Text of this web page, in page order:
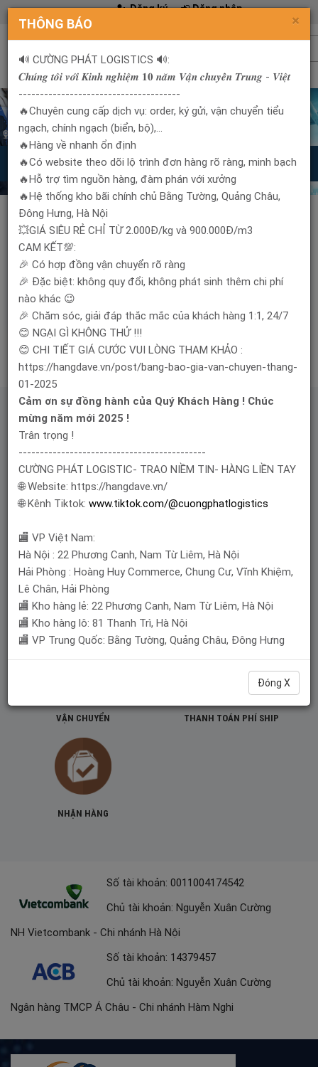
Đăng ký Đăng nhập
0969525467-0968280405
Giỏ hàng
ORDER HÀNG TRUNG
Dịch vụ Order Hàng Trung trên các hệ thống thương mại
điện tử lớn nhất và uy tín nhất Trung Quốc gồm Taobao,
QUY TRÌNH MUA HÀNG
TẠO ĐƠN HÀNG THANH TOÁN TIỀN HÀNG
VẬN CHUYỂN THANH TOÁN PHÍ SHIP
NHẬN HÀNG
Số tài khoản: 0011004174542
Chủ tài khoản: Nguyễn Xuân Cường
NH Vietcombank - Chi nhánh Hà Nội
Số tài khoản: 14379457
Chủ tài khoản: Nguyễn Xuân Cường
Ngân hàng TMCP Á Châu - Chi nhánh Hàm Nghi
×
THÔNG BÁO
🔊 CƯỜNG PHÁT LOGISTICS 🔊:
𝑪𝒉𝒖́𝒏𝒈 𝒕𝒐̂𝒊 𝒗𝒐̛́𝒊 𝑲𝒊𝒏𝒉 𝒏𝒈𝒉𝒊𝒆̣̂𝒎 𝟏𝟎 𝒏𝒂̆𝒎 𝑽𝒂̣̂𝒏 𝒄𝒉𝒖𝒚𝒆̂̉𝒏 𝑻𝒓𝒖𝒏𝒈 - 𝑽𝒊𝒆̣̂𝒕
--------------------------------------
🔥Chuyên cung cấp dịch vụ: order, ký gửi, vận chuyển tiểu
ngạch, chính ngạch (biển, bộ),...
🔥Hàng về nhanh ổn định
🔥Có website theo dõi lộ trình đơn hàng rõ ràng, minh bạch
🔥Hỗ trợ tìm nguồn hàng, đàm phán với xưởng
🔥Hệ thống kho bãi chính chủ Bằng Tường, Quảng Châu,
Đông Hưng, Hà Nội
💥GIÁ SIÊU RẺ CHỈ TỪ 2.000Đ/kg và 900.000Đ/m3
CAM KẾT💯:
🎉 Có hợp đồng vận chuyển rõ ràng
🎉 Đặc biệt: không quy đổi, không phát sinh thêm chi phí
nào khác 😉
🎉 Chăm sóc, giải đáp thắc mắc của khách hàng 1:1, 24/7
😊 NGẠI GÌ KHÔNG THỬ !!!
😊 CHI TIẾT GIÁ CƯỚC VUI LÒNG THAM KHẢO :
https://hangdave.vn/post/bang-bao-gia-van-chuyen-thang-
01-2025
Cảm ơn sự đồng hành của Quý Khách Hàng ! Chúc
mừng năm mới 2025 !
Trân trọng !
--------------------------------------------
CƯỜNG PHÁT LOGISTIC- TRAO NIỀM TIN- HÀNG LIỀN TAY
🌐 Website: https://hangdave.vn/
🌐 Kênh Tiktok: www.tiktok.com/@cuongphatlogistics
🏬 VP Việt Nam:
Hà Nội : 22 Phương Canh, Nam Từ Liêm, Hà Nội
Hải Phòng : Hoàng Huy Commerce, Chung Cư, Vĩnh Khiệm,
Lê Chân, Hải Phòng
🏬 Kho hàng lẻ: 22 Phương Canh, Nam Từ Liêm, Hà Nội
🏬 Kho hàng lô: 81 Thanh Trì, Hà Nội
🏬 VP Trung Quốc: Bằng Tường, Quảng Châu, Đông Hưng
Đóng X